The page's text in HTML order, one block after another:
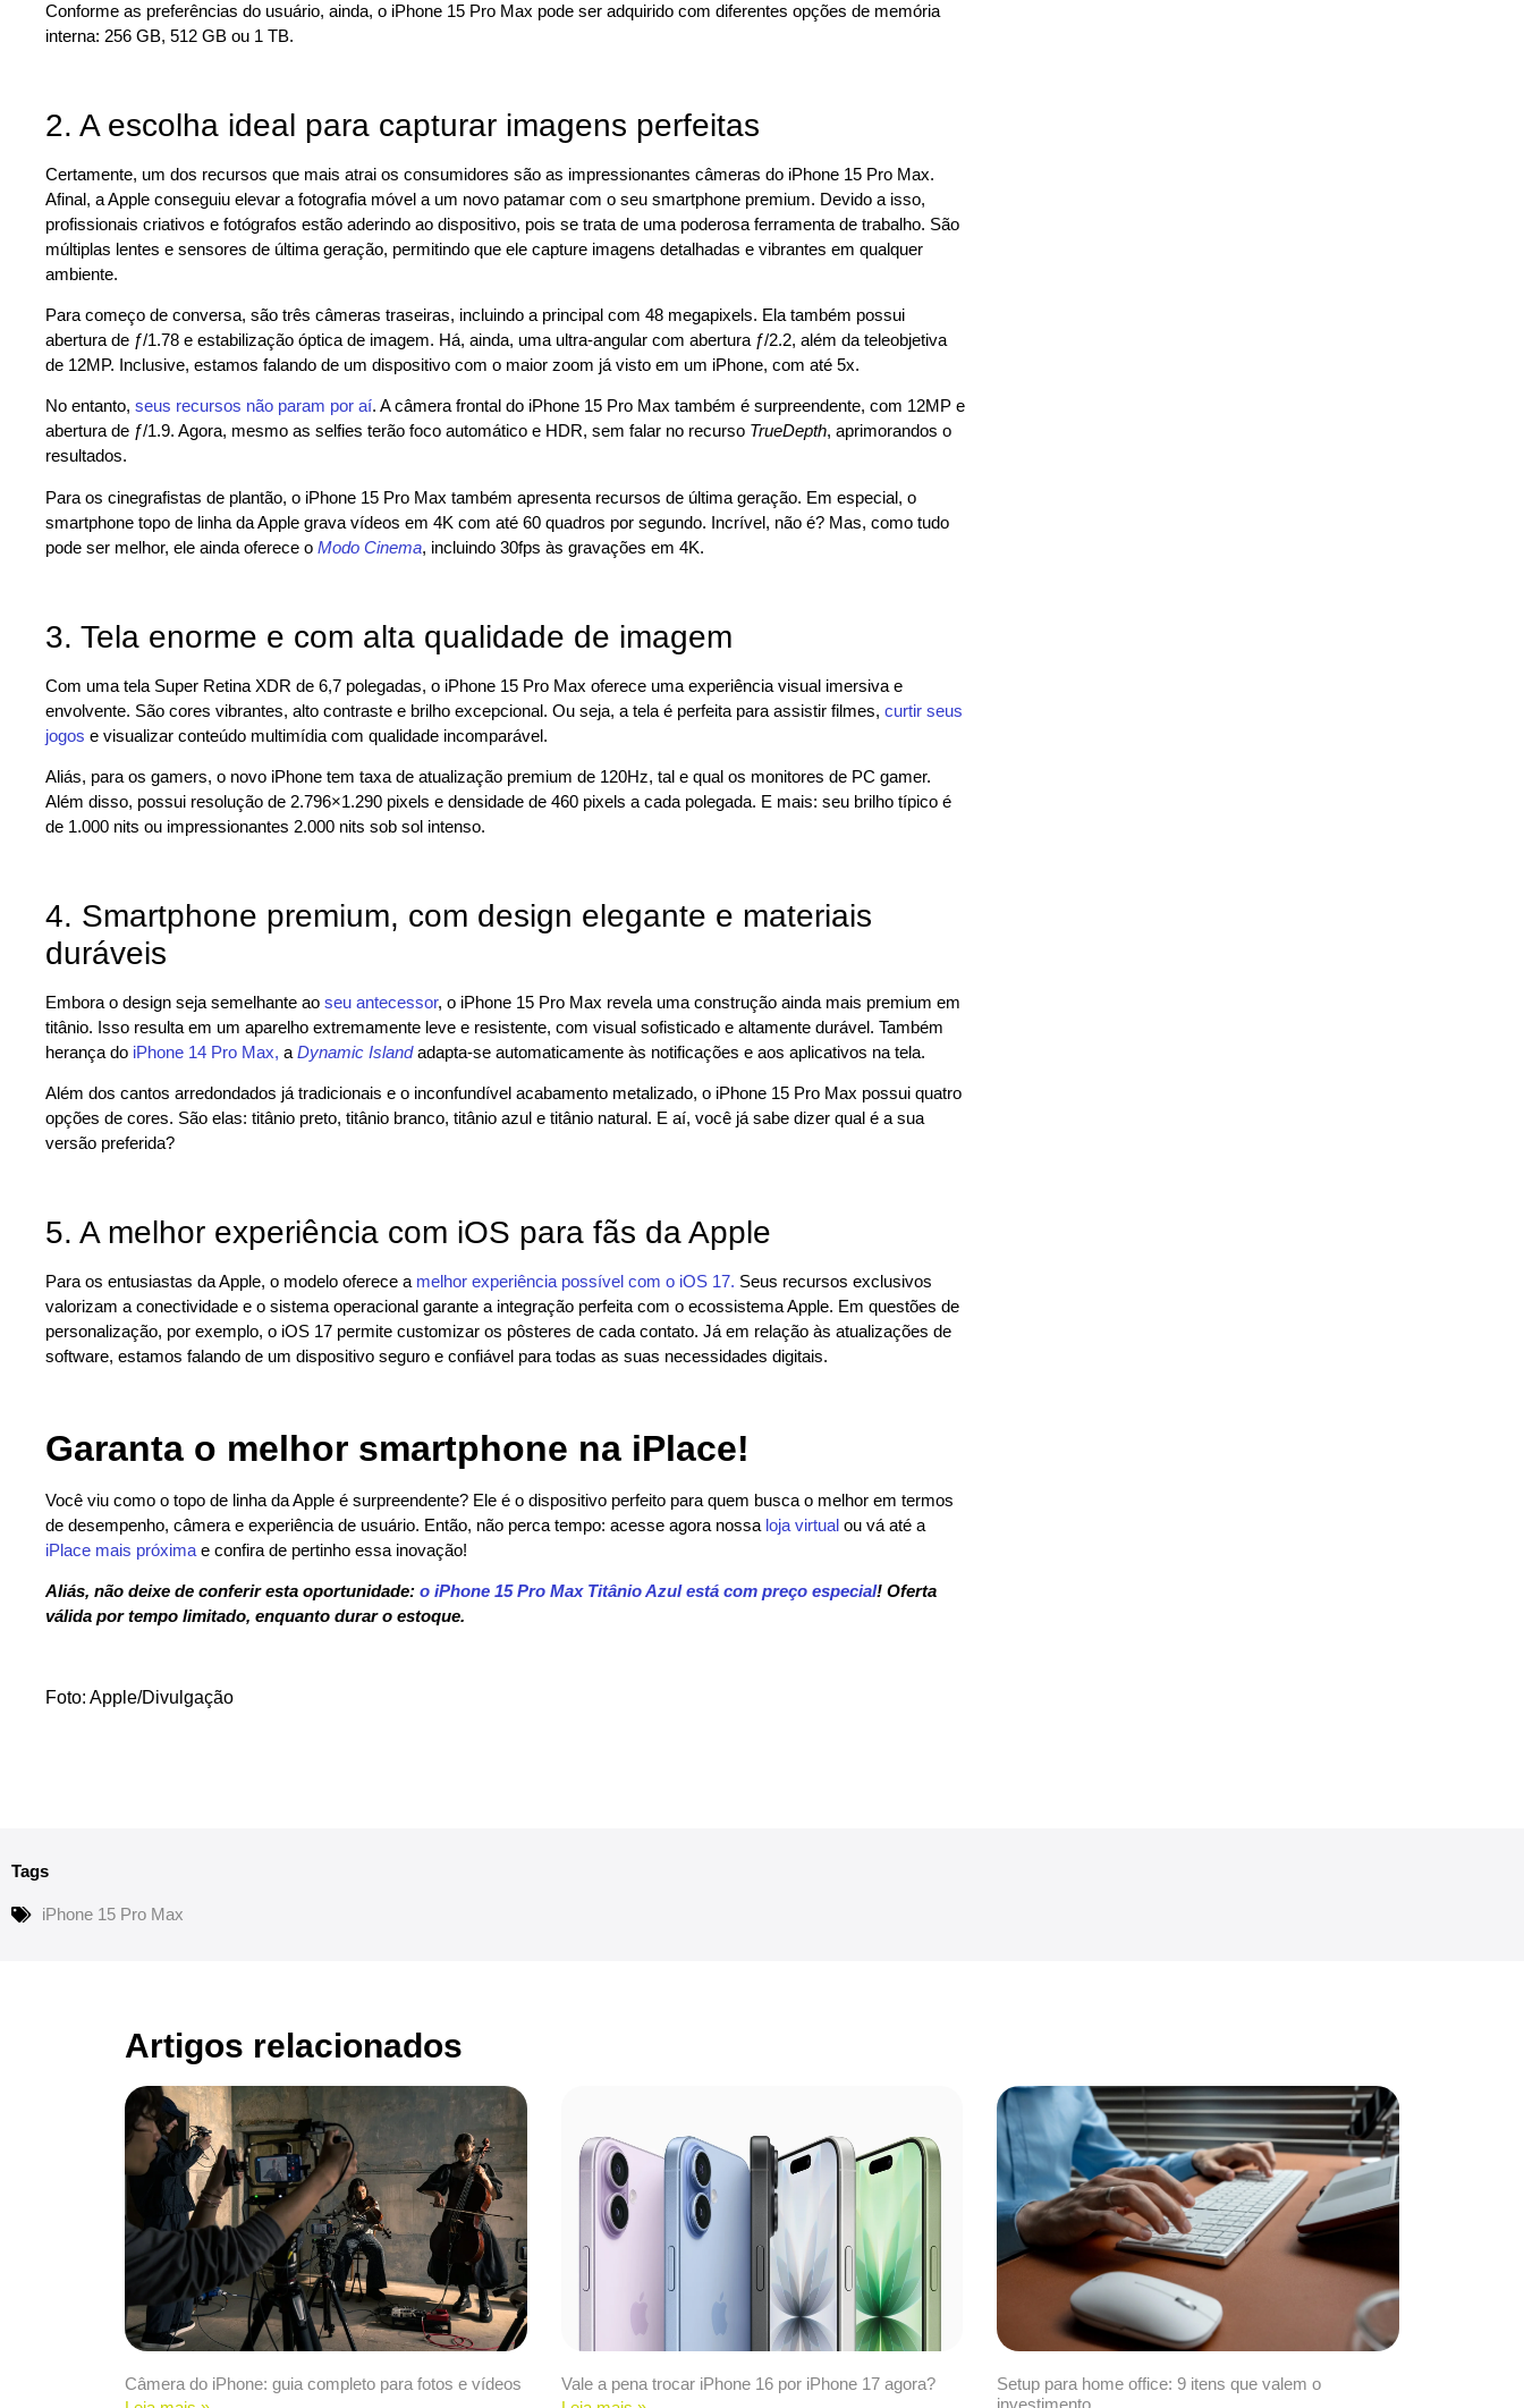
Conforme as preferências do usuário, ainda, o iPhone 15 Pro Max pode ser adquirido com diferentes opções de memória
interna: 256 GB, 512 GB ou 1 TB.
2. A escolha ideal para capturar imagens perfeitas
Certamente, um dos recursos que mais atrai os consumidores são as impressionantes câmeras do iPhone 15 Pro Max.
Afinal, a Apple conseguiu elevar a fotografia móvel a um novo patamar com o seu smartphone premium. Devido a isso,
profissionais criativos e fotógrafos estão aderindo ao dispositivo, pois se trata de uma poderosa ferramenta de trabalho. São
múltiplas lentes e sensores de última geração, permitindo que ele capture imagens detalhadas e vibrantes em qualquer
ambiente.
Para começo de conversa, são três câmeras traseiras, incluindo a principal com 48 megapixels. Ela também possui
abertura de ƒ/1.78 e estabilização óptica de imagem. Há, ainda, uma ultra-angular com abertura ƒ/2.2, além da teleobjetiva
de 12MP. Inclusive, estamos falando de um dispositivo com o maior zoom já visto em um iPhone, com até 5x.
No entanto, seus recursos não param por aí. A câmera frontal do iPhone 15 Pro Max também é surpreendente, com 12MP e
abertura de ƒ/1.9. Agora, mesmo as selfies terão foco automático e HDR, sem falar no recurso TrueDepth, aprimorandos o
resultados.
Para os cinegrafistas de plantão, o iPhone 15 Pro Max também apresenta recursos de última geração. Em especial, o
smartphone topo de linha da Apple grava vídeos em 4K com até 60 quadros por segundo. Incrível, não é? Mas, como tudo
pode ser melhor, ele ainda oferece o Modo Cinema, incluindo 30fps às gravações em 4K.
3. Tela enorme e com alta qualidade de imagem
Com uma tela Super Retina XDR de 6,7 polegadas, o iPhone 15 Pro Max oferece uma experiência visual imersiva e
envolvente. São cores vibrantes, alto contraste e brilho excepcional. Ou seja, a tela é perfeita para assistir filmes, curtir seus
jogos e visualizar conteúdo multimídia com qualidade incomparável.
Aliás, para os gamers, o novo iPhone tem taxa de atualização premium de 120Hz, tal e qual os monitores de PC gamer.
Além disso, possui resolução de 2.796×1.290 pixels e densidade de 460 pixels a cada polegada. E mais: seu brilho típico é
de 1.000 nits ou impressionantes 2.000 nits sob sol intenso.
4. Smartphone premium, com design elegante e materiais
duráveis
Embora o design seja semelhante ao seu antecessor, o iPhone 15 Pro Max revela uma construção ainda mais premium em
titânio. Isso resulta em um aparelho extremamente leve e resistente, com visual sofisticado e altamente durável. Também
herança do iPhone 14 Pro Max, a Dynamic Islandadapta-se automaticamente às notificações e aos aplicativos na tela.
Além dos cantos arredondados já tradicionais e o inconfundível acabamento metalizado, o iPhone 15 Pro Max possui quatro
opções de cores. São elas: titânio preto, titânio branco, titânio azul e titânio natural. E aí, você já sabe dizer qual é a sua
versão preferida?
5. A melhor experiência com iOS para fãs da Apple
Para os entusiastas da Apple, o modelo oferece a melhor experiência possível com o iOS 17. Seus recursos exclusivos
valorizam a conectividade e o sistema operacional garante a integração perfeita com o ecossistema Apple. Em questões de
personalização, por exemplo, o iOS 17 permite customizar os pôsteres de cada contato. Já em relação às atualizações de
software, estamos falando de um dispositivo seguro e confiável para todas as suas necessidades digitais.
Garanta o melhor smartphone na iPlace!
Você viu como o topo de linha da Apple é surpreendente? Ele é o dispositivo perfeito para quem busca o melhor em termos
de desempenho, câmera e experiência de usuário. Então, não perca tempo: acesse agora nossa loja virtual ou vá até a
iPlace mais próxima e confira de pertinho essa inovação!
Aliás, não deixe de conferir esta oportunidade: o iPhone 15 Pro Max Titânio Azul está com preço especial! Oferta
válida por tempo limitado, enquanto durar o estoque.
Foto: Apple/Divulgação
Tags
iPhone 15 Pro Max
Artigos relacionados
Câmera do iPhone: guia completo para fotos e vídeos
Vale a pena trocar iPhone 16 por iPhone 17 agora?
Setup para home office: 9 itens que valem o
investimento